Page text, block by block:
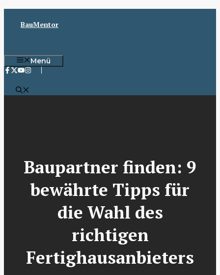
InhaltBauMentor
Menü
Baupartner finden: 9
bewährte Tipps für
die Wahl des
richtigen
Fertighausanbieters